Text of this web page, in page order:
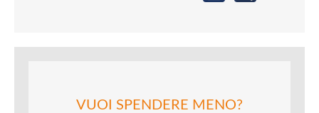
VUOI SPENDERE MENO?